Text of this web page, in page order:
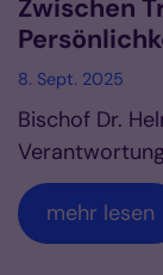
Zwischen
8. Sept. 2025
Bischof Dr.
mehr lesen